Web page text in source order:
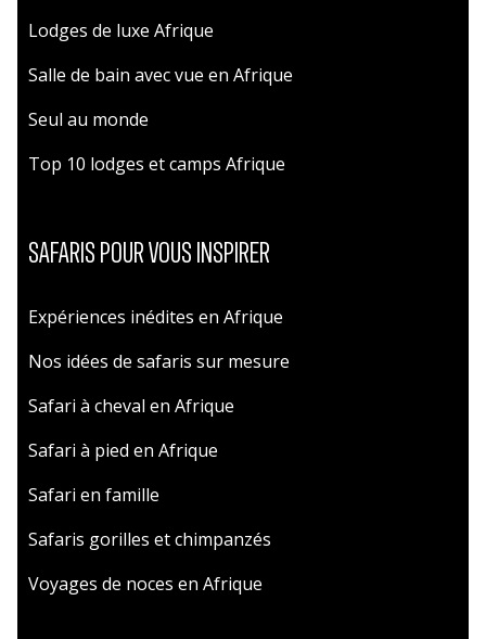
Lodges de luxe Afrique
Salle de bain avec vue en Afrique
Seul au monde
Top 10 lodges et camps Afrique
SAFARIS POUR VOUS INSPIRER
Expériences inédites en Afrique
Nos idées de safaris sur mesure
Safari à cheval en Afrique
Safari à pied en Afrique
Safari en famille
Safaris gorilles et chimpanzés
Voyages de noces en Afrique